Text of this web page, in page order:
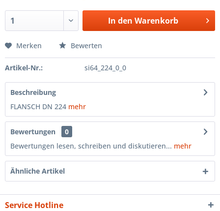
In den Warenkorb
Merken Bewerten
Artikel-Nr.: si64_224_0_0
Beschreibung
FLANSCH DN 224 mehr
Bewertungen
0
Bewertungen lesen, schreiben und diskutieren... mehr
Ähnliche Artikel
Service Hotline